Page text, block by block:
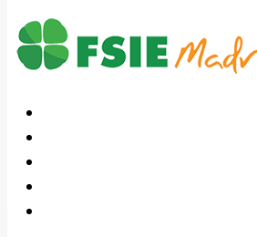
Saltar al contenido principal Saltar